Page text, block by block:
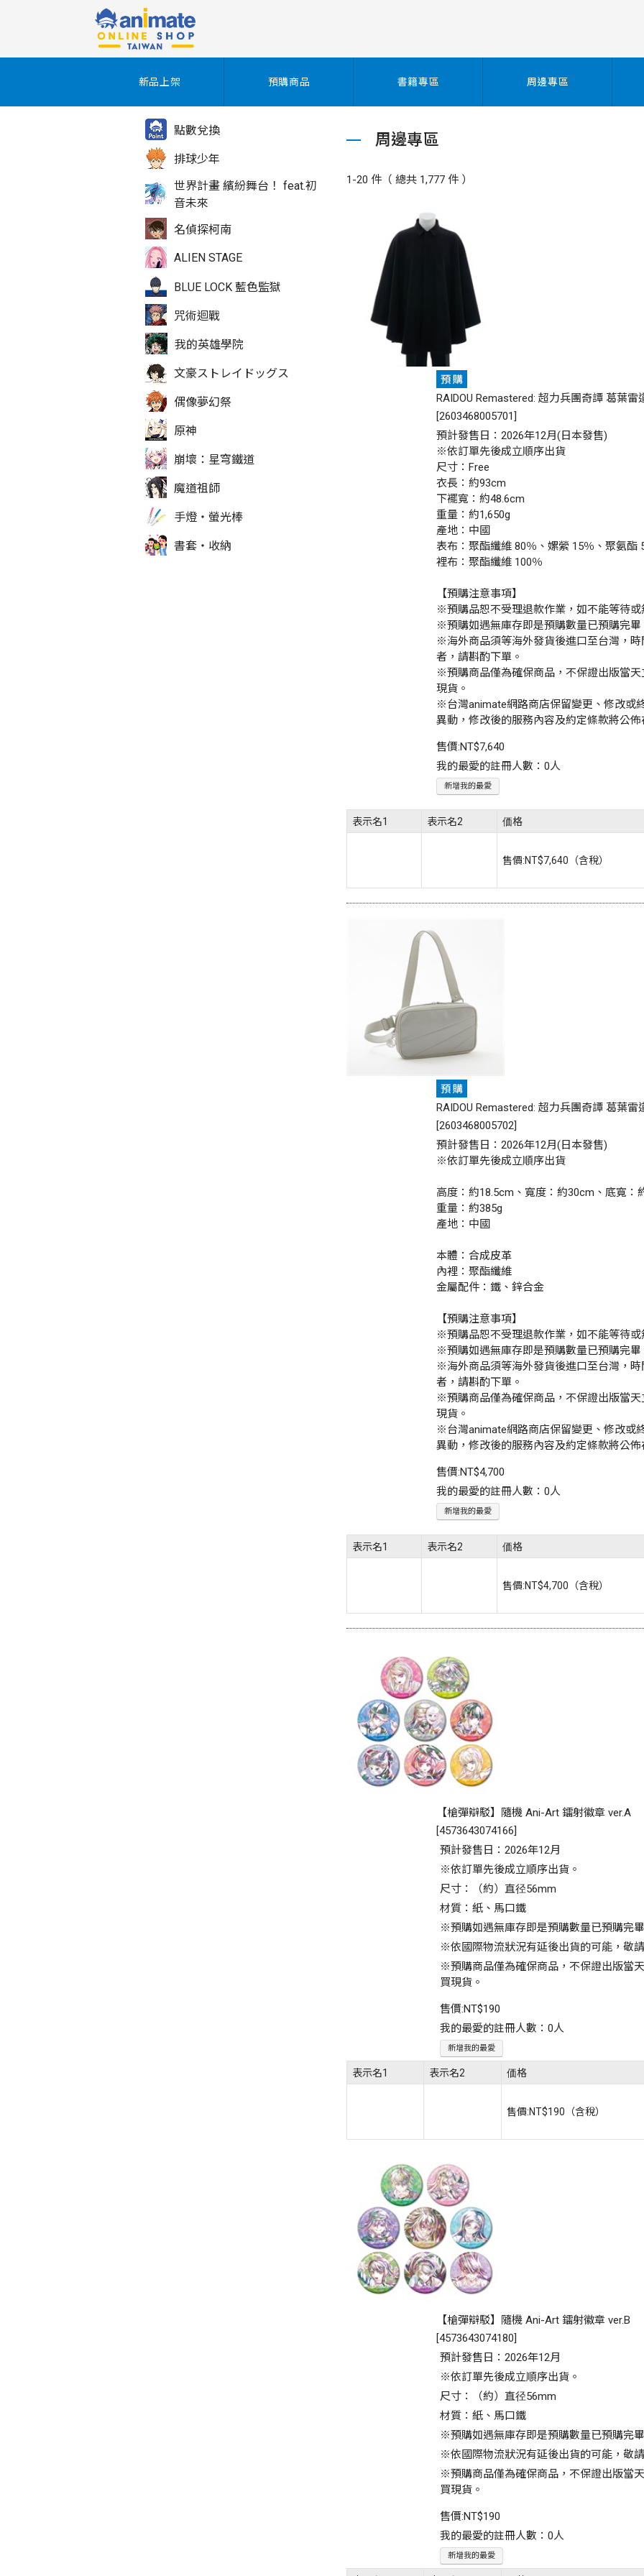
點數兌換
排球少年
世界計畫 繽紛舞台！ feat.初
音未來
名偵探柯南
ALIEN STAGE
BLUE LOCK 藍色監獄
咒術迴戰
我的英雄學院
文豪ストレイドッグス
偶像夢幻祭
原神
崩壞：星穹鐵道
魔道祖師
手燈‧螢光棒
書套‧收納
新品上架 預購商品 書籍專區 周邊專區
周邊專區
1-20 件（ 總共 1,777 件 ）
RAIDOU Remastered: 超力兵團奇譚 葛葉雷
[2603468005701]
預計發售日：2026年12月(日本發售)
※依訂單先後成立順序出貨
尺寸：Free
衣長：約93cm
下襬寬：約48.6cm
重量：約1,650g
產地：中國
表布：聚酯纖維 80％、嫘縈 15％、聚氨酯
裡布：聚酯纖維 100％
【預購注意事項】
※預購品恕不受理退款作業，如不能等待或
※預購如遇無庫存即是預購數量已預購完畢
※海外商品須等海外發貨後進口至台灣，
者，請斟酌下單。
※預購商品僅為確保商品，不保證出版當
現貨。
※台灣animate網路商店保留變更、修改或
異動，修改後的服務內容及約定條款將公
售價:NT$7,640
我的最愛的註冊人數：0人
新增我的最愛
表示名1 表示名2 価格
售價:NT$7,640 （含稅）
RAIDOU Remastered: 超力兵團奇譚 葛葉雷
[2603468005702]
預計發售日：2026年12月(日本發售)
※依訂單先後成立順序出貨
高度：約18.5cm、寬度：約30cm、底寬：
重量：約385g
產地：中國
本體：合成皮革
內裡：聚酯纖維
金屬配件：鐵、鋅合金
【預購注意事項】
※預購品恕不受理退款作業，如不能等待或
※預購如遇無庫存即是預購數量已預購完畢
※海外商品須等海外發貨後進口至台灣，
者，請斟酌下單。
※預購商品僅為確保商品，不保證出版當
現貨。
※台灣animate網路商店保留變更、修改或
異動，修改後的服務內容及約定條款將公
售價:NT$4,700
我的最愛的註冊人數：0人
新增我的最愛
表示名1 表示名2 価格
售價:NT$4,700 （含稅）
【槍彈辯駁】隨機 Ani-Art 鐳射徽章 ver.A
[4573643074166]
預計發售日：2026年12月
※依訂單先後成立順序出貨。
尺寸：（約）直径56mm
材質：紙、馬口鐵
※預購如遇無庫存即是預購數量已預購完
※依國際物流狀況有延後出貨的可能，敬請
※預購商品僅為確保商品，不保證出版當
買現貨。
售價:NT$190
我的最愛的註冊人數：0人
新增我的最愛
表示名1 表示名2 価格
售價:NT$190 （含稅）
【槍彈辯駁】隨機 Ani-Art 鐳射徽章 ver.B
[4573643074180]
預計發售日：2026年12月
※依訂單先後成立順序出貨。
尺寸：（約）直径56mm
材質：紙、馬口鐵
※預購如遇無庫存即是預購數量已預購完
※依國際物流狀況有延後出貨的可能，敬請
※預購商品僅為確保商品，不保證出版當
買現貨。
售價:NT$190
我的最愛的註冊人數：0人
新增我的最愛